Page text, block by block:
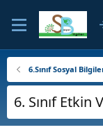
6.Sınıf Sosyal
6. Sınıf Etkin